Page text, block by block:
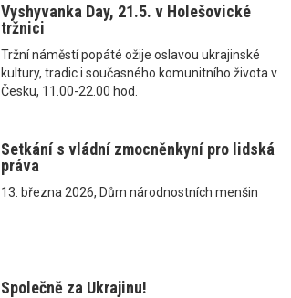
Vyshyvanka Day, 21.5. v Holešovické
tržnici
Tržní náměstí popáté ožije oslavou ukrajinské
kultury, tradic i současného komunitního života v
Česku, 11.00-22.00 hod.
Setkání s vládní zmocněnkyní pro lidská
práva
13. března 2026, Dům národnostních menšin
Společně za Ukrajinu!